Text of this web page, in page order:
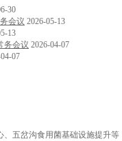
30
会议 2026-05-13
13
务会议 2026-04-07
07
、五岔沟食用菌基础设施提升等